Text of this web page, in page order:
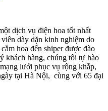
dịch vụ điện hoa tốt nhất
dày dặn kinh nghiệm do
hoa đến shiper được đào
khách hàng, chúng tôi tự hào
lưới phục vụ rộng khắp,
tại Hà Nội, cùng với 65 đại